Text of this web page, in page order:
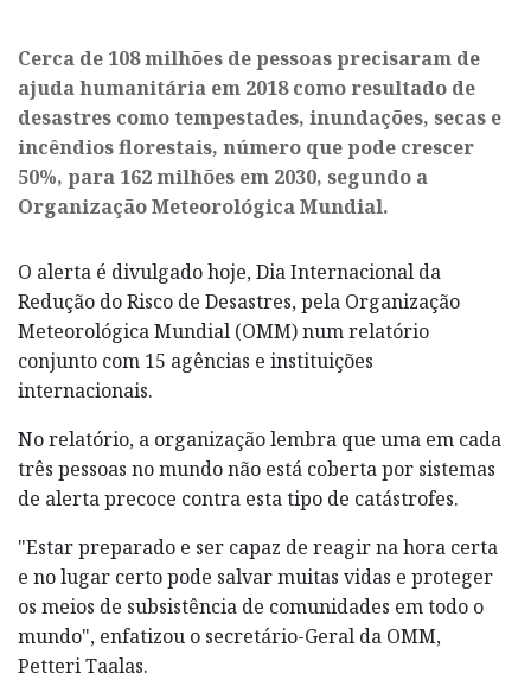
Cerca de 108 milhões de pessoas precisaram de
ajuda humanitária em 2018 como resultado de
desastres como tempestades, inundações, secas e
incêndios florestais, número que pode crescer
50%, para 162 milhões em 2030, segundo a
Organização Meteorológica Mundial.
O alerta é divulgado hoje, Dia Internacional da
Redução do Risco de Desastres, pela Organização
Meteorológica Mundial (OMM) num relatório
conjunto com 15 agências e instituições
internacionais.
No relatório, a organização lembra que uma em cada
três pessoas no mundo não está coberta por sistemas
de alerta precoce contra esta tipo de catástrofes.
"Estar preparado e ser capaz de reagir na hora certa
e no lugar certo pode salvar muitas vidas e proteger
os meios de subsistência de comunidades em todo o
mundo", enfatizou o secretário-Geral da OMM,
Petteri Taalas.